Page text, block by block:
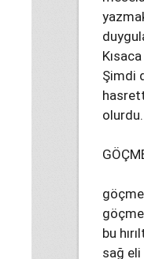
Şimdi
bu
sağ eli